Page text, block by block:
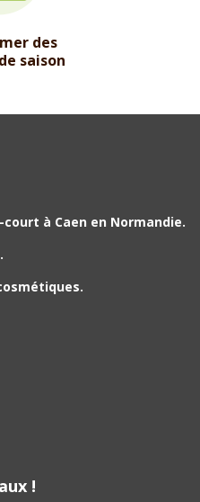
des
saison
à Caen en Normandie.
!